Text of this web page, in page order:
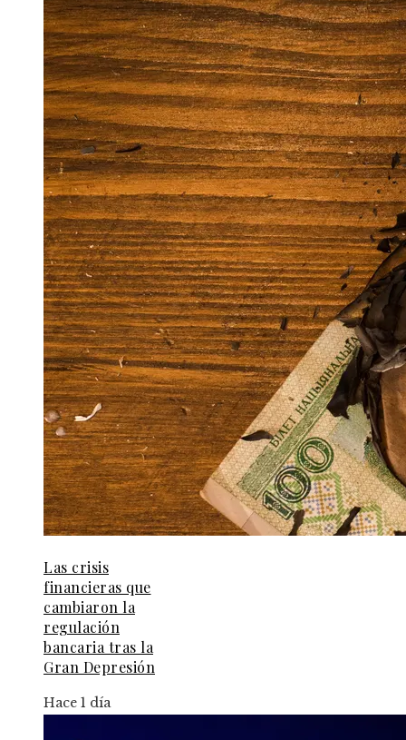
Las crisis
financieras que
cambiaron la
regulación
bancaria tras la
Gran Depresión
Hace 1 día